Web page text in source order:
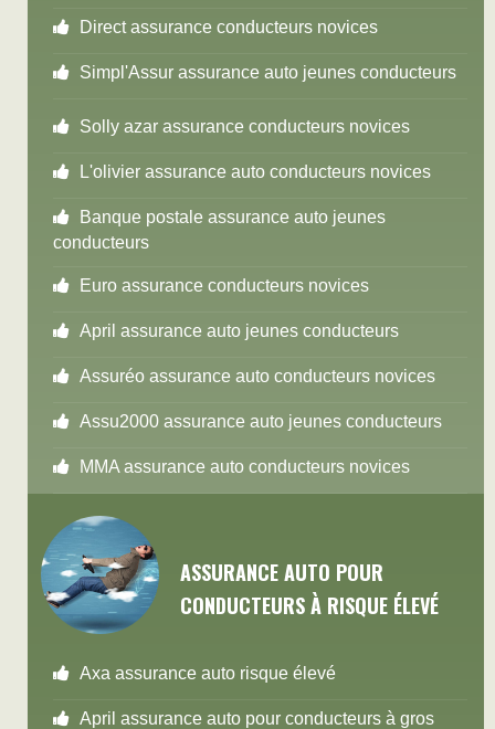
Direct assurance conducteurs novices
Simpl'Assur assurance auto jeunes conducteurs
Solly azar assurance conducteurs novices
L'olivier assurance auto conducteurs novices
Banque postale assurance auto jeunes
conducteurs
Euro assurance conducteurs novices
April assurance auto jeunes conducteurs
Assuréo assurance auto conducteurs novices
Assu2000 assurance auto jeunes conducteurs
MMA assurance auto conducteurs novices
ASSURANCE AUTO POUR
CONDUCTEURS À RISQUE ÉLEVÉ
Axa assurance auto risque élevé
April assurance auto pour conducteurs à gros